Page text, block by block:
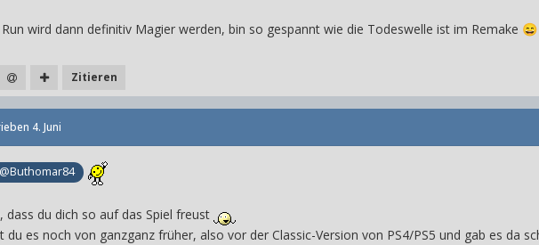
wird dann definitiv Magier werden, bin so gespannt wie die Todeswelle ist im Remake 😄
Zitieren
4. Juni
@Buthomar84
dass du dich so auf das Spiel freust
du es noch von ganzganz früher, also vor der Classic-Version von PS4/PS5 und gab es da